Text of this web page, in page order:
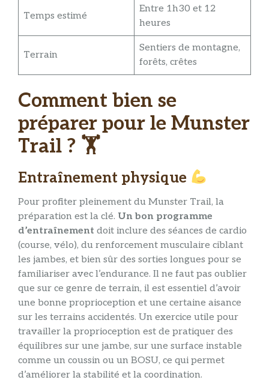
Temps estimé
Entre 1h30 et 12
heures
Terrain
Sentiers de montagne,
forêts, crêtes
Comment bien se
préparer pour le Munster
Trail ? 🏋️
Entraînement physique
Pour profiter pleinement du Munster Trail, la
préparation est la clé. Un bon programme
d’entraînement doit inclure des séances de cardio
(course, vélo), du renforcement musculaire ciblant
les jambes, et bien sûr des sorties longues pour se
familiariser avec l’endurance. Il ne faut pas oublier
que sur ce genre de terrain, il est essentiel d’avoir
une bonne proprioception et une certaine aisance
sur les terrains accidentés. Un exercice utile pour
travailler la proprioception est de pratiquer des
équilibres sur une jambe, sur une surface instable
comme un coussin ou un BOSU, ce qui permet
d’améliorer la stabilité et la coordination.